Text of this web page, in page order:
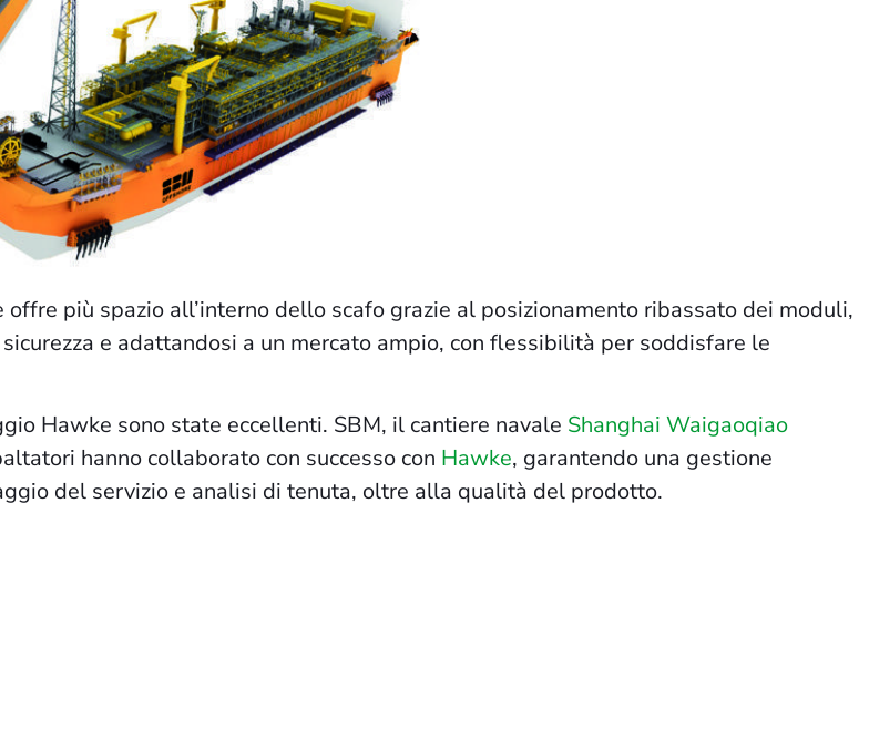
offre più spazio all’interno dello scafo grazie al posizionamento ribassato dei moduli,
e adattandosi a un mercato ampio, con flessibilità per soddisfare le
Hawke sono state eccellenti. SBM, il cantiere navale Shanghai Waigaoqiao
hanno collaborato con successo con Hawke, garantendo una gestione
del servizio e analisi di tenuta, oltre alla qualità del prodotto.